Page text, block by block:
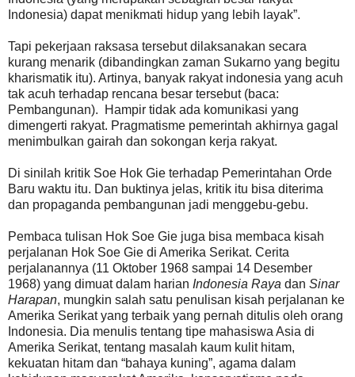
Indonesia) dapat menikmati hidup yang lebih layak”.
Tapi pekerjaan raksasa tersebut dilaksanakan secara
kurang menarik (dibandingkan zaman Sukarno yang begitu
kharismatik itu). Artinya, banyak rakyat indonesia yang acuh
tak acuh terhadap rencana besar tersebut (baca:
Pembangunan). Hampir tidak ada komunikasi yang
dimengerti rakyat. Pragmatisme pemerintah akhirnya gagal
menimbulkan gairah dan sokongan kerja rakyat.
Di sinilah kritik Soe Hok Gie terhadap Pemerintahan Orde
Baru waktu itu. Dan buktinya jelas, kritik itu bisa diterima
dan propaganda pembangunan jadi menggebu-gebu.
Pembaca tulisan Hok Soe Gie juga bisa membaca kisah
perjalanan Hok Soe Gie di Amerika Serikat. Cerita
perjalanannya (11 Oktober 1968 sampai 14 Desember
1968) yang dimuat dalam harian Indonesia Raya dan Sinar
Harapan, mungkin salah satu penulisan kisah perjalanan ke
Amerika Serikat yang terbaik yang pernah ditulis oleh orang
Indonesia. Dia menulis tentang tipe mahasiswa Asia di
Amerika Serikat, tentang masalah kaum kulit hitam,
kekuatan hitam dan “bahaya kuning”, agama dalam